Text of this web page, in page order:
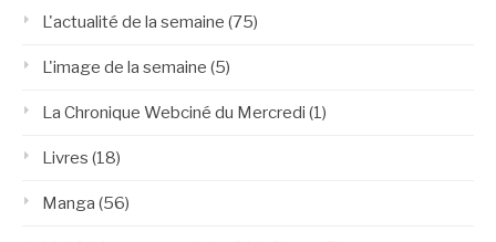
L'actualité de la semaine (75)
L'image de la semaine (5)
La Chronique Webciné du Mercredi (1)
Livres (18)
Manga (56)